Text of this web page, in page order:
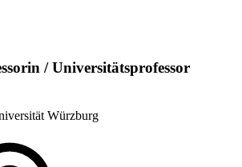
/ Universitätsprofessor
Würzburg